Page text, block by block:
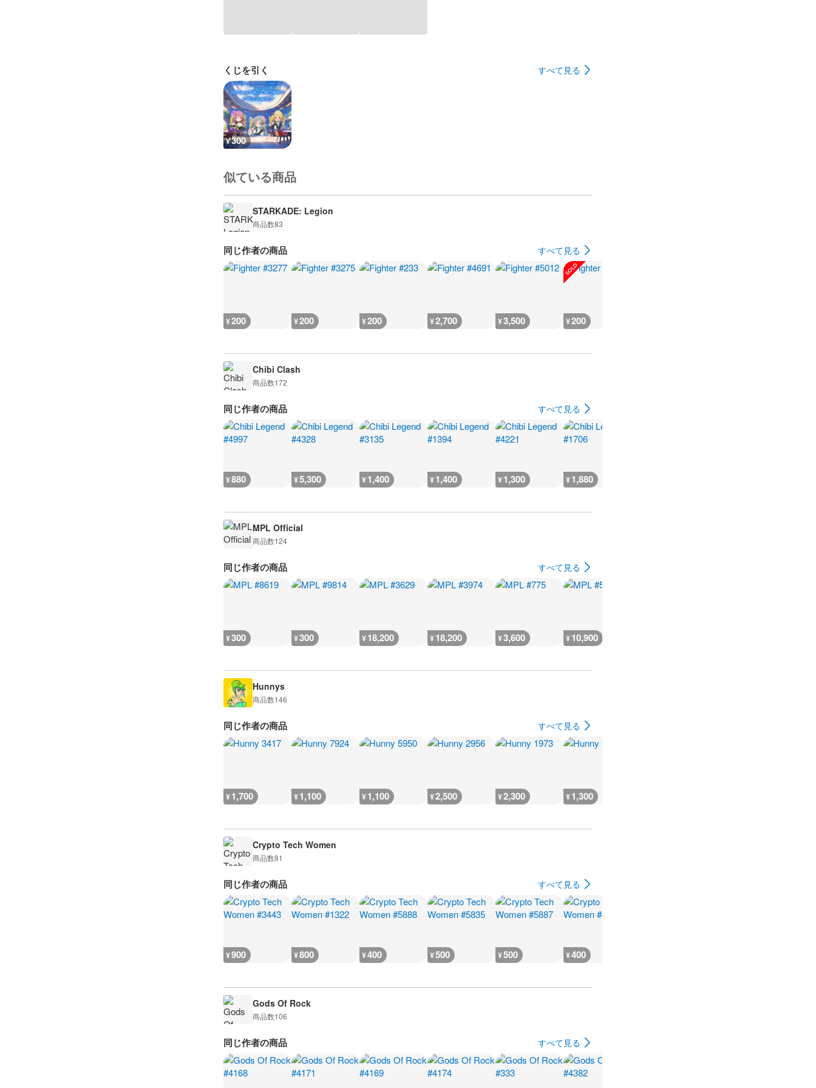
くじを引く すべて見る
¥300
似ている商品
STARKADE: Legion
商品数83
同じ作者の商品 すべて見る
¥200 ¥200 ¥200 ¥2,700 ¥3,500 ¥200
Chibi Clash
商品数172
同じ作者の商品 すべて見る
¥880 ¥5,300 ¥1,400 ¥1,400 ¥1,300 ¥1,880
MPL Official
商品数124
同じ作者の商品 すべて見る
¥300 ¥300 ¥18,200 ¥18,200 ¥3,600 ¥10,900
Hunnys
商品数146
同じ作者の商品 すべて見る
¥1,700 ¥1,100 ¥1,100 ¥2,500 ¥2,300 ¥1,300
Crypto Tech Women
商品数81
同じ作者の商品 すべて見る
¥900 ¥800 ¥400 ¥500 ¥500 ¥400
Gods Of Rock
商品数106
同じ作者の商品 すべて見る